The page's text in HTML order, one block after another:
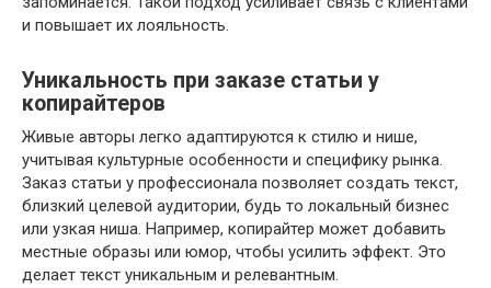
и повышает их лояльность.
Уникальность при заказе статьи у
копирайтеров
Живые авторы легко адаптируются к стилю и нише,
учитывая культурные особенности и специфику рынка.
Заказ статьи у профессионала позволяет создать текст,
близкий целевой аудитории, будь то локальный бизнес
или узкая ниша. Например, копирайтер может добавить
местные образы или юмор, чтобы усилить эффект. Это
делает текст уникальным и релевантным.